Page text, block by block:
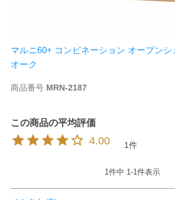
マルニ60+ コンビネーション オープンシ
オーク
商品番号 MRN-2187
4.00 1
1件中 1-1件表示